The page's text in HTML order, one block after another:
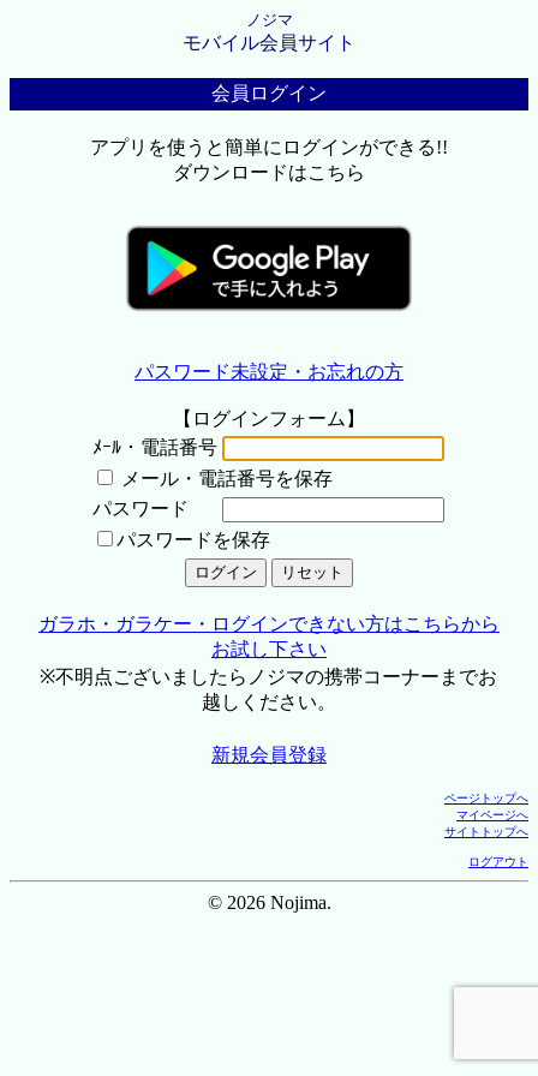
ノジマ
モバイル会員サイト
会員ログイン
アプリを使うと簡単にログインができる!!
ダウンロードはこちら
パスワード未設定・お忘れの方
【ログインフォーム】
ﾒｰﾙ・電話番号
メール・電話番号を保存
パスワード
パスワードを保存
ガラホ・ガラケー・ログインできない方はこちらから
お試し下さい
※不明点ございましたらノジマの携帯コーナーまでお
越しください。
新規会員登録
ページトップへ
マイページへ
サイトトップへ
ログアウト
© 2026 Nojima.